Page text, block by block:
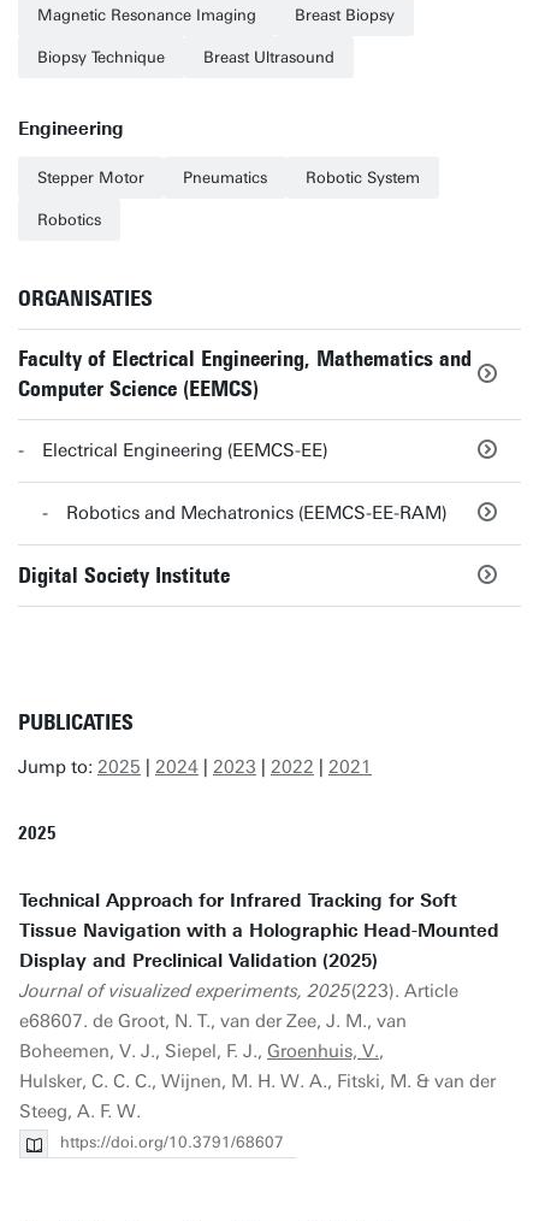
Magnetic Resonance Imaging Breast Biopsy
Biopsy Technique Breast Ultrasound
Engineering
Stepper Motor Pneumatics Robotic System
Robotics
ORGANISATIES
Faculty of Electrical Engineering, Mathematics and
Computer Science (EEMCS)
Electrical Engineering (EEMCS-EE)
Robotics and Mechatronics (EEMCS-EE-RAM)
Digital Society Institute
PUBLICATIES
Jump to: 2025 | 2024 | 2023 | 2022 | 2021
2025
Technical Approach for Infrared Tracking for Soft
Tissue Navigation with a Holographic Head-Mounted
Display and Preclinical Validation (2025)
Journal of visualized experiments, 2025(223). Article
e68607. de Groot, N. T., van der Zee, J. M., van
Boheemen, V. J., Siepel, F. J., Groenhuis, V.,
Hulsker, C. C. C., Wijnen, M. H. W. A., Fitski, M. & van der
Steeg, A. F. W.
https://doi.org/10.3791/68607